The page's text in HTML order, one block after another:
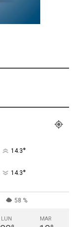
14.3°
14.3°
58 %
LUN MAR